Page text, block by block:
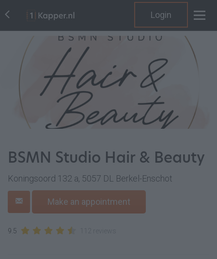
Login
BSMN Studio Hair & Beauty
Koningsoord 132 a, 5057 DL Berkel-Enschot
Make an appointment
9.5